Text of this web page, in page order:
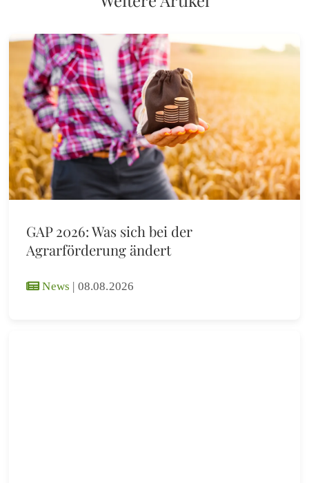
GAP 2026: Was sich bei der
Agrarförderung ändert
News | 08.08.2026